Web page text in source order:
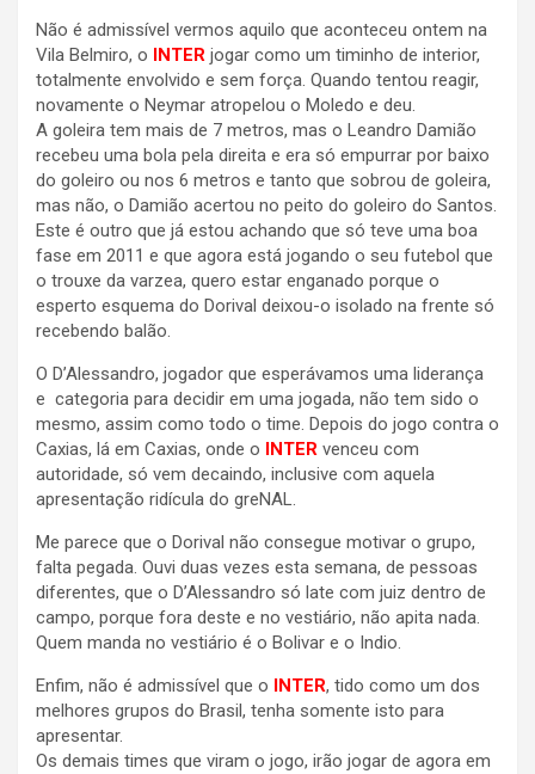
Não é admissível vermos aquilo que aconteceu ontem na
Vila Belmiro, o INTER jogar como um timinho de interior,
totalmente envolvido e sem força. Quando tentou reagir,
novamente o Neymar atropelou o Moledo e deu.
A goleira tem mais de 7 metros, mas o Leandro Damião
recebeu uma bola pela direita e era só empurrar por baixo
do goleiro ou nos 6 metros e tanto que sobrou de goleira,
mas não, o Damião acertou no peito do goleiro do Santos.
Este é outro que já estou achando que só teve uma boa
fase em 2011 e que agora está jogando o seu futebol que
o trouxe da varzea, quero estar enganado porque o
esperto esquema do Dorival deixou-o isolado na frente só
recebendo balão.
O D’Alessandro, jogador que esperávamos uma liderança
e categoria para decidir em uma jogada, não tem sido o
mesmo, assim como todo o time. Depois do jogo contra o
Caxias, lá em Caxias, onde o INTER venceu com
autoridade, só vem decaindo, inclusive com aquela
apresentação ridícula do greNAL.
Me parece que o Dorival não consegue motivar o grupo,
falta pegada. Ouvi duas vezes esta semana, de pessoas
diferentes, que o D’Alessandro só late com juiz dentro de
campo, porque fora deste e no vestiário, não apita nada.
Quem manda no vestiário é o Bolivar e o Indio.
Enfim, não é admissível que o INTER, tido como um dos
melhores grupos do Brasil, tenha somente isto para
apresentar.
Os demais times que viram o jogo, irão jogar de agora em